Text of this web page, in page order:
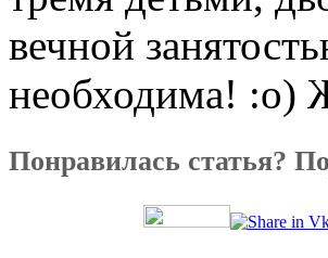
вечной
необходима! :о)
Понравилась статья?